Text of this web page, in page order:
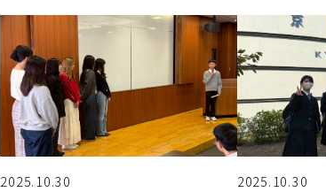
2025.10.30 2025.10.30